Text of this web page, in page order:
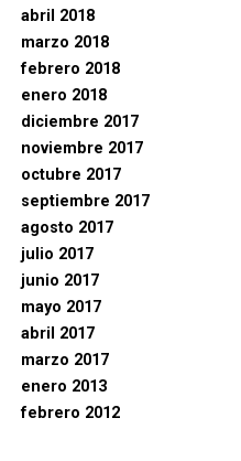
abril 2018
marzo 2018
febrero 2018
enero 2018
diciembre 2017
noviembre 2017
octubre 2017
septiembre 2017
agosto 2017
julio 2017
junio 2017
mayo 2017
abril 2017
marzo 2017
enero 2013
febrero 2012